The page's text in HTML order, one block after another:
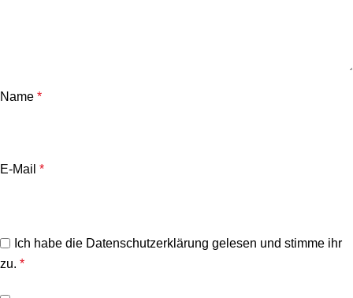
Name *
E-Mail *
Ich habe die Datenschutzerklärung gelesen und stimme ihr
zu. *